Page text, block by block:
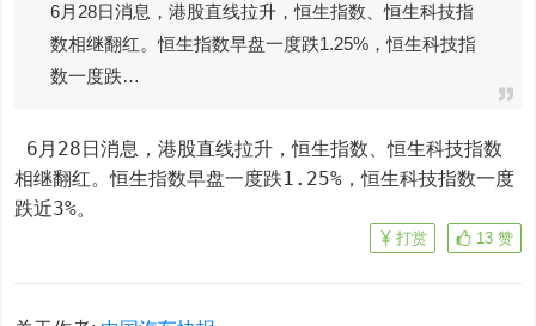
6月28日消息，港股直线拉升，恒生指数、恒生科技指
数相继翻红。恒生指数早盘一度跌1.25%，恒生科技指
数一度跌…
相继翻红。恒生指数早盘一度跌1.25%，恒生科技指数一度
跌近3%。
13 赞
打赏